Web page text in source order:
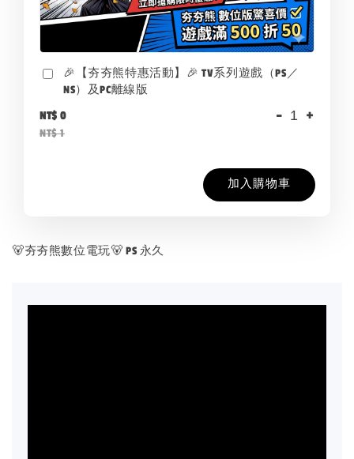
🎉【夯夯熊特惠活動】🎉 TV系列遊戲（PS／
NS）及PC離線版
NT$ 0
NT$ 1
- +
加入購物車
🐻夯夯熊數位電玩🐻 PS 永久